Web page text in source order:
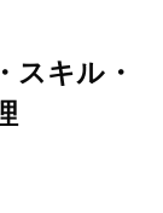
スキル・